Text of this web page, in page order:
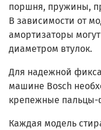
поршня, пружины,
В зависимости от
амортизаторы
диаметром втулок.
Для надежной
машине Bosch
крепежные пальцы-
Каждая модель